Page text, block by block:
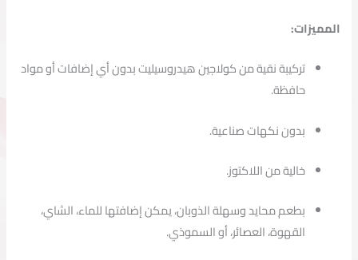
المميزات:
تركيبةنقيةمنكولاجينهيدروسيليتبدونأيإضافاتأومواد
حافظة.
بدوننكهاتصناعية.
خاليةمناللاكتوز.
بطعممحايدوسهلةالذوبان،يمكنإضافتهاللماء،الشاي،
القهوة،العصائر،أوالسموذي.